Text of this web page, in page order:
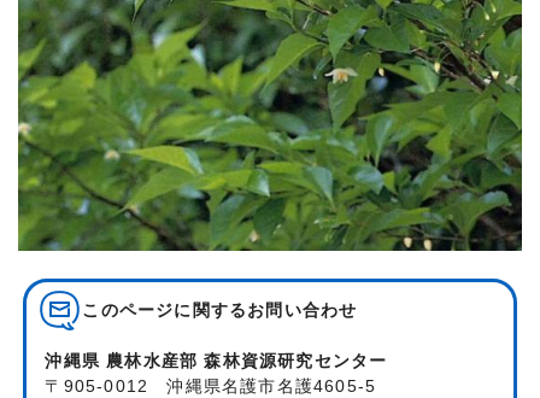
このページに関する お問い合わせ
沖縄県 農林水産部 森林資源研究センター
〒905-0012 沖縄県名護市名護4605-5